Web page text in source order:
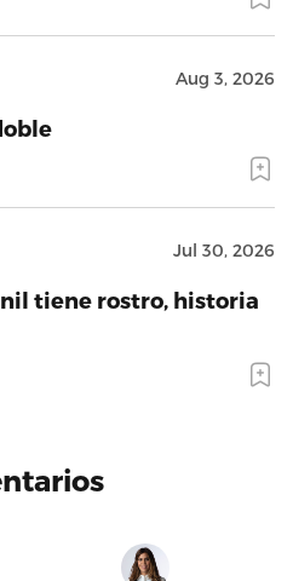
Aug 3, 2026
Jul 30, 2026
tiene rostro, historia